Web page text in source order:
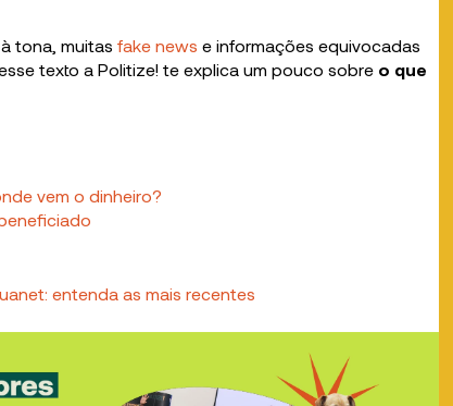
tona, muitas fake news e informações equivocadas
texto a Politize! te explica um pouco sobre o que
vem o dinheiro?
entenda as mais recentes